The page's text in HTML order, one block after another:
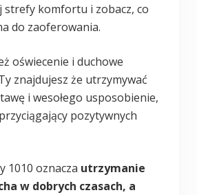
strefy komfortu i zobacz, co
do zaoferowania.
oświecenie i duchowe
znajdujesz że utrzymywać
i wesołego usposobienie,
pozytywnych
1010 oznacza utrzymanie
w dobrych czasach, a